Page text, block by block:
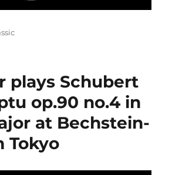
plays Schubert
op.90 no.4 in
at Bechstein-
Tokyo